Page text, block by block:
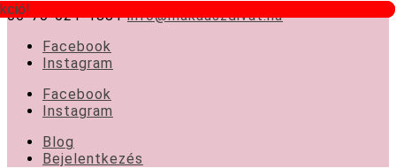
06-70-621-1881 info@makauszdivat.hu
Facebook
Instagram
Facebook
Instagram
Blog
Bejelentkezés